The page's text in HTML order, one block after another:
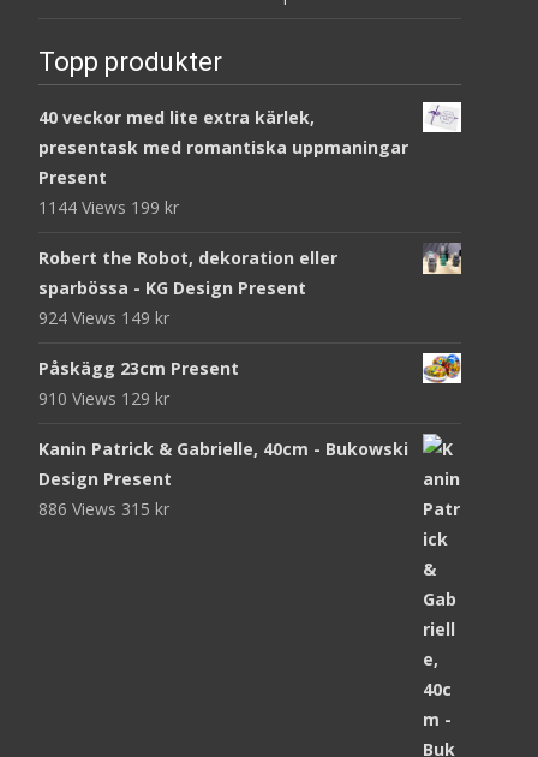
Topp produkter
40 veckor med lite extra kärlek,
presentask med romantiska uppmaningar
Present
1144 Views 199 kr
Robert the Robot, dekoration eller
sparbössa - KG Design Present
924 Views 149 kr
Påskägg 23cm Present
910 Views 129 kr
Kanin Patrick & Gabrielle, 40cm - Bukowski
Design Present
886 Views 315 kr